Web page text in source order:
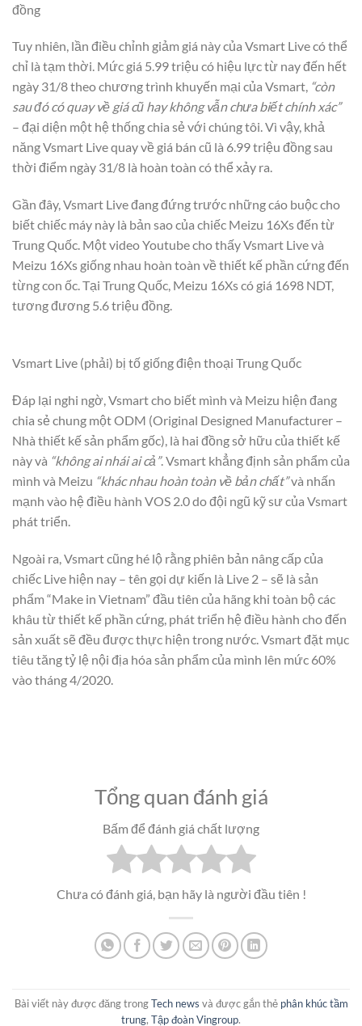
đồng
Tuy nhiên, lần điều chỉnh giảm giá này của Vsmart Live có thể
chỉ là tạm thời. Mức giá 5.99 triệu có hiệu lực từ nay đến hết
ngày 31/8 theo chương trình khuyến mại của Vsmart, “còn
sau đó có quay về giá cũ hay không vẫn chưa biết chính xác”
– đại diện một hệ thống chia sẻ với chúng tôi. Vì vậy, khả
năng Vsmart Live quay về giá bán cũ là 6.99 triệu đồng sau
thời điểm ngày 31/8 là hoàn toàn có thể xảy ra.
Gần đây, Vsmart Live đang đứng trước những cáo buộc cho
biết chiếc máy này là bản sao của chiếc Meizu 16Xs đến từ
Trung Quốc. Một video Youtube cho thấy Vsmart Live và
Meizu 16Xs giống nhau hoàn toàn về thiết kế phần cứng đến
từng con ốc. Tại Trung Quốc, Meizu 16Xs có giá 1698 NDT,
tương đương 5.6 triệu đồng.
Vsmart Live (phải) bị tố giống điện thoại Trung Quốc
Đáp lại nghi ngờ, Vsmart cho biết mình và Meizu hiện đang
chia sẻ chung một ODM (Original Designed Manufacturer –
Nhà thiết kế sản phẩm gốc), là hai đồng sở hữu của thiết kế
này và “không ai nhái ai cả”. Vsmart khẳng định sản phẩm của
mình và Meizu “khác nhau hoàn toàn về bản chất”và nhấn
mạnh vào hệ điều hành VOS 2.0 do đội ngũ kỹ sư của Vsmart
phát triển.
Ngoài ra, Vsmart cũng hé lộ rằng phiên bản nâng cấp của
chiếc Live hiện nay – tên gọi dự kiến là Live 2 – sẽ là sản
phẩm “Make in Vietnam” đầu tiên của hãng khi toàn bộ các
khâu từ thiết kế phần cứng, phát triển hệ điều hành cho đến
sản xuất sẽ đều được thực hiện trong nước. Vsmart đặt mục
tiêu tăng tỷ lệ nội địa hóa sản phẩm của mình lên mức 60%
vào tháng 4/2020.
Tổng quan đánh giá
Bấm để đánh giá chất lượng
Chưa có đánh giá, bạn hãy là người đầu tiên !
Bài viết này được đăng trongTech news và được gắn thẻ phân khúc tầm
trung, Tập đoàn Vingroup.